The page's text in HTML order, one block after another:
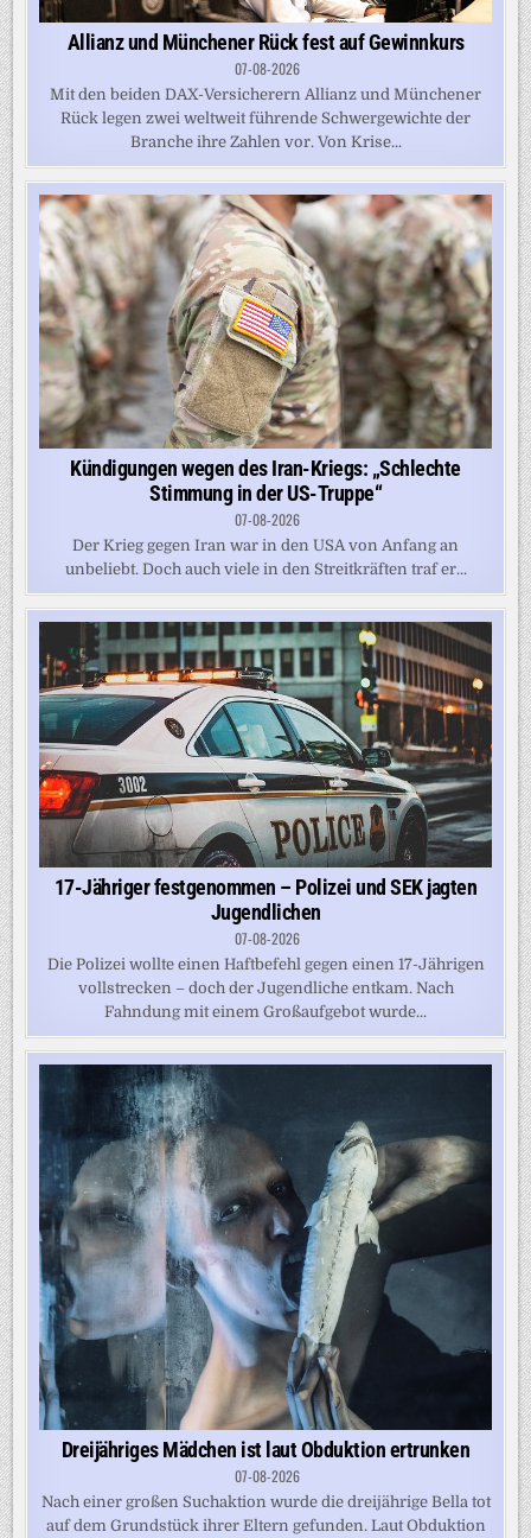
Allianz und Münchener Rück fest auf Gewinnkurs
07-08-2026
Mit den beiden DAX-Versicherern Allianz und Münchener
Rück legen zwei weltweit führende Schwergewichte der
Branche ihre Zahlen vor. Von Krise...
Kündigungen wegen des Iran-Kriegs: „Schlechte
Stimmung in der US-Truppe“
07-08-2026
Der Krieg gegen Iran war in den USA von Anfang an
unbeliebt. Doch auch viele in den Streitkräften traf er...
17-Jähriger festgenommen – Polizei und SEK jagten
Jugendlichen
07-08-2026
Die Polizei wollte einen Haftbefehl gegen einen 17-Jährigen
vollstrecken – doch der Jugendliche entkam. Nach
Fahndung mit einem Großaufgebot wurde...
Dreijähriges Mädchen ist laut Obduktion ertrunken
07-08-2026
Nach einer großen Suchaktion wurde die dreijährige Bella tot
auf dem Grundstück ihrer Eltern gefunden. Laut Obduktion